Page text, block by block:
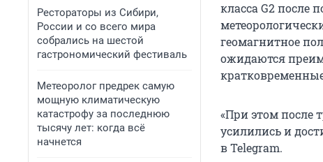
Рестораторы из Сибири,
России и со всего мира
собрались на шестой
гастрономический фестиваль
Метеоролог предрек самую
мощную климатическую
катастрофу за последнюю
тысячу лет: когда всё
начнется
класса G2 после
геомагнитное
ожидаются
«При этом после
усилились и
в Telegram.